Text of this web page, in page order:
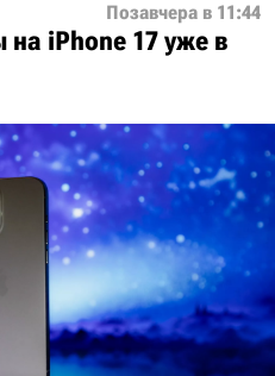
Позавчера в 11:44
iPhone 17 уже в